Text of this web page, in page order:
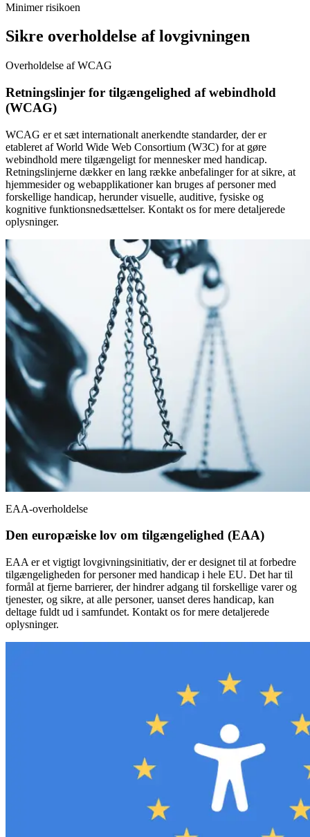
Minimer risikoen
Sikre overholdelse af lovgivningen
Overholdelse af WCAG
Retningslinjer for tilgængelighed af webindhold
(WCAG)
WCAG er et sæt internationalt anerkendte standarder, der er
etableret af World Wide Web Consortium (W3C) for at gøre
webindhold mere tilgængeligt for mennesker med handicap.
Retningslinjerne dækker en lang række anbefalinger for at sikre, at
hjemmesider og webapplikationer kan bruges af personer med
forskellige handicap, herunder visuelle, auditive, fysiske og
kognitive funktionsnedsættelser. Kontakt os for mere detaljerede
oplysninger.
EAA-overholdelse
Den europæiske lov om tilgængelighed (EAA)
EAA er et vigtigt lovgivningsinitiativ, der er designet til at forbedre
tilgængeligheden for personer med handicap i hele EU. Det har til
formål at fjerne barrierer, der hindrer adgang til forskellige varer og
tjenester, og sikre, at alle personer, uanset deres handicap, kan
deltage fuldt ud i samfundet. Kontakt os for mere detaljerede
oplysninger.